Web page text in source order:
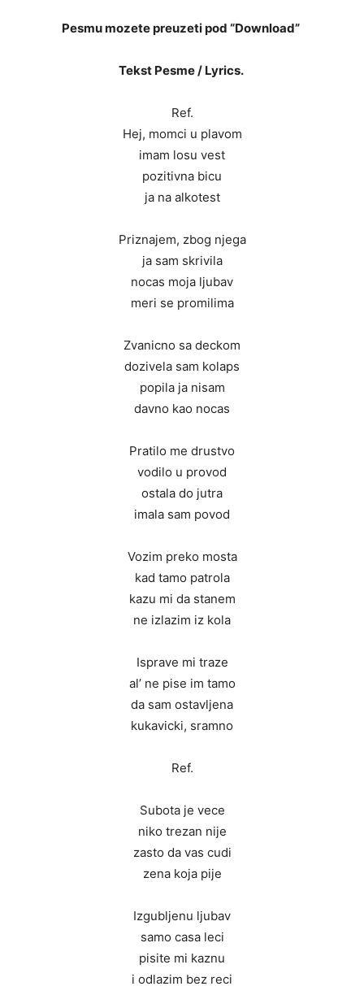
Pesmu mozete preuzeti pod “Download”
Tekst Pesme / Lyrics.
Ref.
Hej, momci u plavom
imam losu vest
pozitivna bicu
ja na alkotest
Priznajem, zbog njega
ja sam skrivila
nocas moja ljubav
meri se promilima
Zvanicno sa deckom
dozivela sam kolaps
popila ja nisam
davno kao nocas
Pratilo me drustvo
vodilo u provod
ostala do jutra
imala sam povod
Vozim preko mosta
kad tamo patrola
kazu mi da stanem
ne izlazim iz kola
Isprave mi traze
al’ ne pise im tamo
da sam ostavljena
kukavicki, sramno
Ref.
Subota je vece
niko trezan nije
zasto da vas cudi
zena koja pije
Izgubljenu ljubav
samo casa leci
pisite mi kaznu
i odlazim bez reci